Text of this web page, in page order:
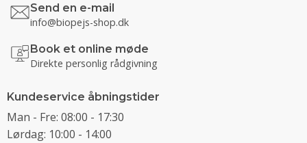
Send en e-mail
info@biopejs-shop.dk
Book et online møde
Direkte personlig rådgivning
Kundeservice åbningstider
Man - Fre: 08:00 - 17:30
Lørdag: 10:00 - 14:00